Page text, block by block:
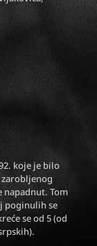
koje je bilo
Tom
poginulih se
se od 5 (od